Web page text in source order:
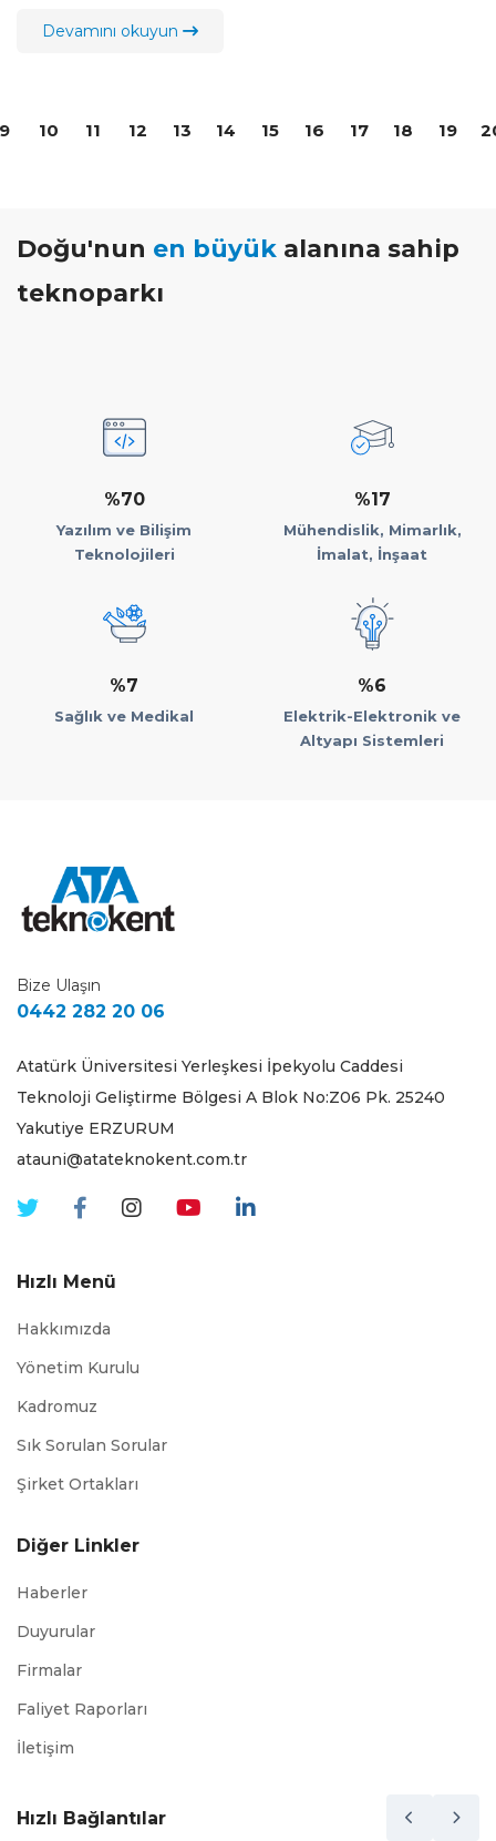
Devamını okuyun
9 10 11 12 13 14 15 16 17 18 19
Doğu'nun en büyük alanına sahip
teknoparkı
%70
Yazılım ve Bilişim
Teknolojileri
%17
Mühendislik, Mimarlık,
İmalat, İnşaat
%7
Sağlık ve Medikal
%6
Elektrik-Elektronik ve
Altyapı Sistemleri
Bize Ulaşın
0442 282 20 06
Atatürk Üniversitesi Yerleşkesi İpekyolu Caddesi
Teknoloji Geliştirme Bölgesi A Blok No:Z06 Pk. 25240
Yakutiye ERZURUM
atauni@atateknokent.com.tr
Hızlı Menü
Hakkımızda
Yönetim Kurulu
Kadromuz
Sık Sorulan Sorular
Şirket Ortakları
Diğer Linkler
Haberler
Duyurular
Firmalar
Faliyet Raporları
İletişim
Hızlı Bağlantılar